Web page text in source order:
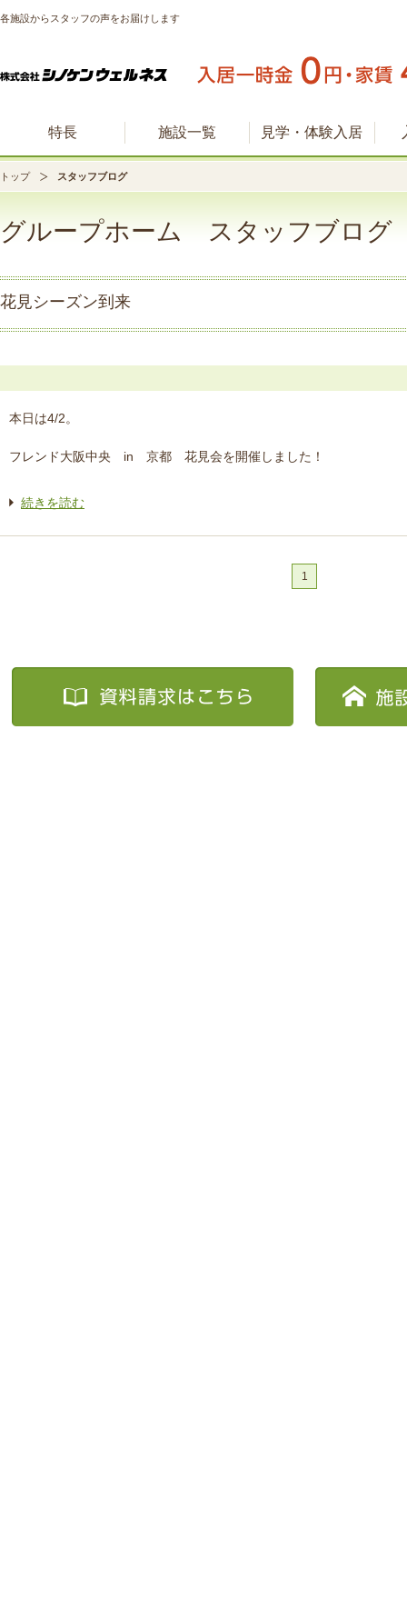
各施設からスタッフの声をお届けします
特長 施設一覧 見学・体験入居
トップ スタッフブログ
グループホーム スタッフブログ
花見シーズン到来
本日は4/2。
フレンド大阪中央 in 京都 花見会を開催しました！
続きを読む
1